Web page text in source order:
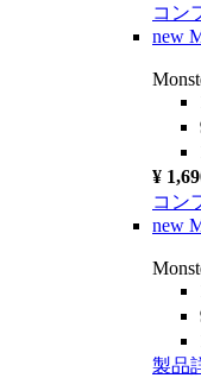
コン
new
¥
コン
new
製品